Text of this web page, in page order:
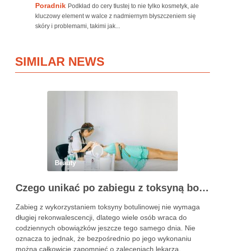
Poradnik Podkład do cery tłustej to nie tylko kosmetyk, ale
kluczowy element w walce z nadmiernym błyszczeniem się
skóry i problemami, takimi jak...
SIMILAR NEWS
Beauty
Czego unikać po zabiegu z toksyną botulinową?
Zabieg z wykorzystaniem toksyny botulinowej nie wymaga
długiej rekonwalescencji, dlatego wiele osób wraca do
codziennych obowiązków jeszcze tego samego dnia. Nie
oznacza to jednak, że bezpośrednio po jego wykonaniu
można całkowicie zapomnieć o zaleceniach lekarza.